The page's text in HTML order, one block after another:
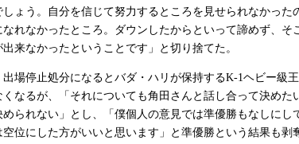
しょう。自分を信じて努力するところを見せられなかった
なれなかったところ。ダウンしたからといって諦めず、そ
出来なかったということです」と切り捨てた。
場停止処分になるとバダ・ハリが保持するK-1ヘビー級
くなるが、「それについても角田さんと話し合って決めた
められない」とし、「僕個人の意見では準優勝もなしにし
空位にした方がいいと思います」と準優勝という結果も剥